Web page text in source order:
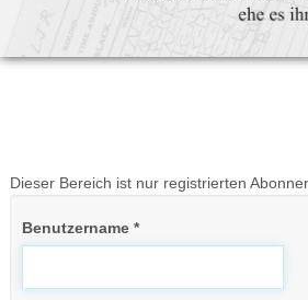
Dieser Bereich ist nur registrierten
Benutzername*